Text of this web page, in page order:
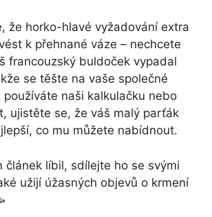
že horko-hlavé vyžadování extra
k přehnané váze – nechcete
francouzský buldoček vypadal
se těšte na vaše společné
používáte naši kalkulačku nebo
ujistěte se, že váš malý parťák
co mu můžete nabídnout.
článek líbil, sdílejte ho se svými
užijí úžasných objevů o krmení